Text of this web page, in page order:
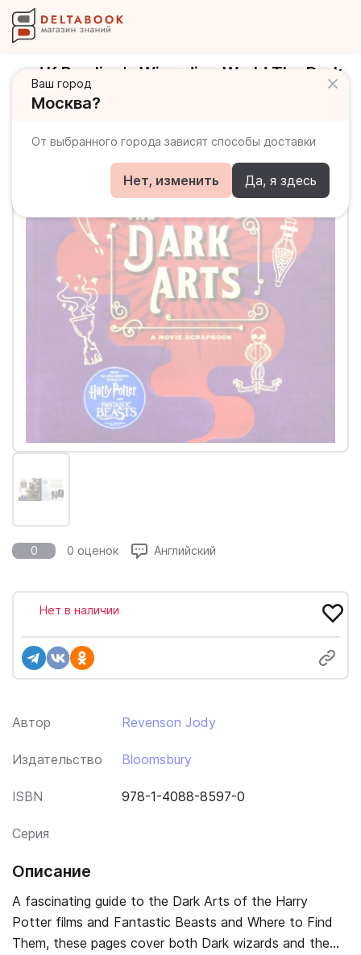
Ваш город
Москва?
От выбранного города зависят способы доставки
Нет, изменить Да, я здесь
J.K.Rowling's Wizarding World The Dark
Arts: Movie
0 0 оценок Английский
Автор Revenson Jody
Издательство Bloomsbury
ISBN 978-1-4088-8597-0
Серия
Нет в наличии
Описание
A fascinating guide to the Dark Arts of the Harry
Potter films and Fantastic Beasts and Where to Find
Them, these pages cover both Dark wizards and the